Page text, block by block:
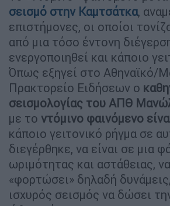
σεισμό στην Καμτσάτκα,
επιστήμονες, οι οποίοι
από μια τόσο έντονη
ενεργοποιηθεί και κάποιο
Όπως εξηγεί στο Αθηναϊκό/
Πρακτορείο Ειδήσεων ο
σεισμολογίας του ΑΠΘ
με το ντόμινο φαινόμενο
κάποιο γειτονικό ρήγμα σε
διεγέρθηκε, να είναι σε μια
ωριμότητας και αστάθειας,
«φορτώσει» δηλαδή
ισχυρός σεισμός να δώσει